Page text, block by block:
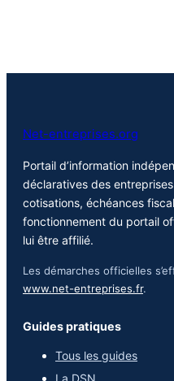
Net-entreprises.org
Portail d’information
déclaratives des
cotisations, échéances
fonctionnement du portail
lui être affilié.
Les démarches officielles
www.net-entreprises.fr.
Guides pratiques
Tous les guides